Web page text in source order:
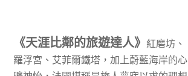
《天涯比鄰的旅遊達人》紅磨坊、
羅浮宮、艾菲爾鐵塔，加上蔚藍海岸的心